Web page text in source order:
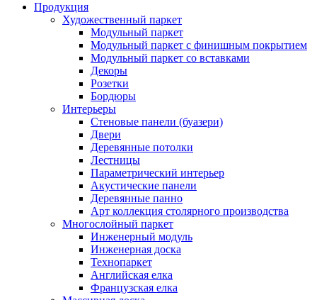
Продукция
Художественный паркет
Модульный паркет
Модульный паркет с финишным покрытием
Модульный паркет со вставками
Декоры
Розетки
Бордюры
Интерьеры
Стеновые панели (буазери)
Двери
Деревянные потолки
Лестницы
Параметрический интерьер
Акустические панели
Деревянные панно
Арт коллекция столярного производства
Многослойный паркет
Инженерный модуль
Инженерная доска
Технопаркет
Английская елка
Французская елка